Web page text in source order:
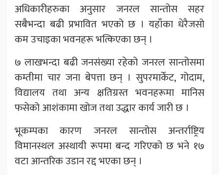
अधिकारीहरुका अनुसार जनरल सान्तोस सहर
सबैभन्दा बढी प्रभावित भएको छ । यहाँका धेरैजसो
कम उचाइका भवनहरू भत्किएका छन् ।
७ लाखभन्दा बढी जनसंख्या रहेको जनरल सान्तोसमा
कम्तीमा चार जना बेपत्ता छन् । सुपरमार्केट, गोदाम,
विद्यालय तथा अन्य क्षतिग्रस्त भवनहरूमा मानिस
फसेको आशंकामा खोज तथा उद्धार कार्य जारी छ ।
भूकम्पका कारण जनरल सान्तोस अन्तर्राष्ट्रिय
विमानस्थल अस्थायी रूपमा बन्द गरिएको छ भने १७
वटा आन्तरिक उडान रद्द भएका छन् ।